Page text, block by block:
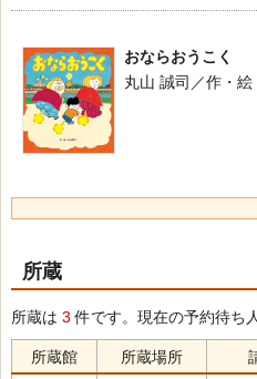
おならおうこく
丸山 誠司／作・
所蔵
所蔵は 3 件です。現在の予約待ち
所蔵館 所蔵場所